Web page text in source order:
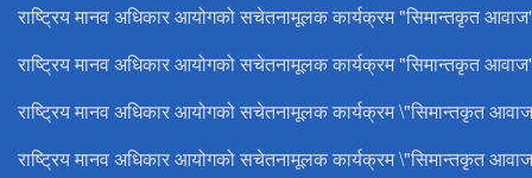
राष्ट्रिय मानव अधिकार आयोगको सचेतनामूलक कार्यक्रम "सिमान्तकृत
राष्ट्रिय मानव अधिकार आयोगको सचेतनामूलक कार्यक्रम "सिमान्तकृत
राष्ट्रिय मानव अधिकार आयोगको सचेतनामूलक कार्यक्रम \"सिमान्तकृत
राष्ट्रिय मानव अधिकार आयोगको सचेतनामूलक कार्यक्रम \"सिमान्तकृत